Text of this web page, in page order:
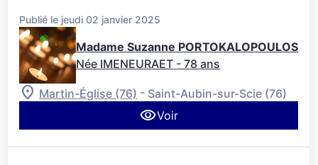
Publié le jeudi 02 janvier 2025
Madame Suzanne PORTOKALOPOULOS
Née IMENEURAET - 78 ans
Martin-Église (76) - Saint-Aubin-sur-Scie (76)
Voir